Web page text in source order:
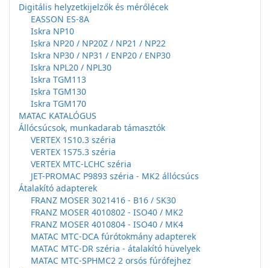
Digitális helyzetkijelzők és mérőlécek
EASSON ES-8A
Iskra NP10
Iskra NP20 / NP20Z / NP21 / NP22
Iskra NP30 / NP31 / ENP20 / ENP30
Iskra NPL20 / NPL30
Iskra TGM113
Iskra TGM130
Iskra TGM170
MATAC KATALÓGUS
Állócsúcsok, munkadarab támasztók
VERTEX 1S10.3 széria
VERTEX 1S75.3 széria
VERTEX MTC-LCHC széria
JET-PROMAC P9893 széria - MK2 állócsúcs
Átalakító adapterek
FRANZ MOSER 3021416 - B16 / SK30
FRANZ MOSER 4010802 - ISO40 / MK2
FRANZ MOSER 4010804 - ISO40 / MK4
MATAC MTC-DCA fúrótokmány adapterek
MATAC MTC-DR széria - átalakító hüvelyek
MATAC MTC-SPHMC2 2 orsós fúrófejhez